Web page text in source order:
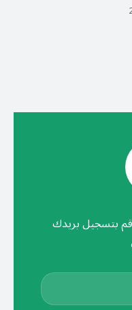
قم بتسجيل بريدك